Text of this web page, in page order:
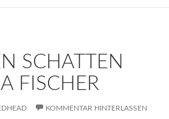
SCHATTEN
FISCHER
KOMMENTAR HINTERLASSEN